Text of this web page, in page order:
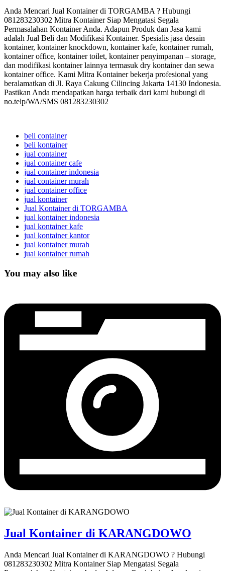
Anda Mencari Jual Kontainer di TORGAMBA ? Hubungi
081283230302 Mitra Kontainer Siap Mengatasi Segala
Permasalahan Kontainer Anda. Adapun Produk dan Jasa kami
adalah Jual Beli dan Modifikasi Kontainer. Spesialis jasa desain
kontainer, kontainer knockdown, kontainer kafe, kontainer rumah,
kontainer office, kontainer toilet, kontainer penyimpanan – storage,
dan modifikasi kontainer lainnya termasuk dry kontainer dan sewa
kontainer office. Kami Mitra Kontainer bekerja profesional yang
beralamatkan di Jl. Raya Cakung Cilincing Jakarta 14130 Indonesia.
Pastikan Anda mendapatkan harga terbaik dari kami hubungi di
no.telp/WA/SMS 081283230302
beli container
beli kontainer
jual container
jual container cafe
jual container indonesia
jual container murah
jual container office
jual kontainer
Jual Kontainer di TORGAMBA
jual kontainer indonesia
jual kontainer kafe
jual kontainer kantor
jual kontainer murah
jual kontainer rumah
You may also like
Jual Kontainer di KARANGDOWO
Anda Mencari Jual Kontainer di KARANGDOWO ? Hubungi
081283230302 Mitra Kontainer Siap Mengatasi Segala